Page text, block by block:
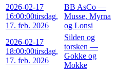
2026-02-17
16:00:00tirsdag,
17. feb. 2026
BB AsCo —
Musse, Myrna
og Lonsi
2026-02-17
18:00:00tirsdag,
17. feb. 2026
Silden og
torsken —
Gokke og
Mokke